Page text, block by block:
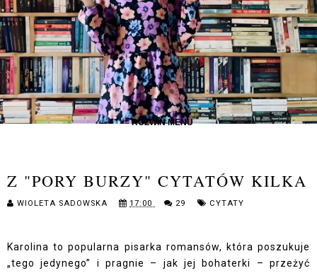
≡ ROZWIŃ MENU
Z "PORY BURZY" CYTATÓW KILKA
WIOLETA SADOWSKA 17:00 29 CYTATY
Karolina to popularna pisarka romansów, która poszukuje
„tego jedynego” i pragnie – jak jej bohaterki – przeżyć